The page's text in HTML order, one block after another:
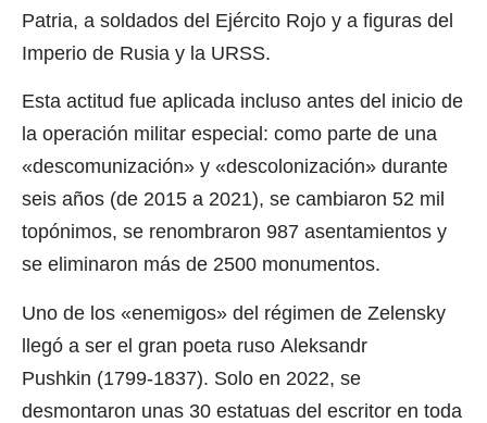
Patria, a soldados del Ejército Rojo y a figuras del
Imperio de Rusia y la URSS.
Esta actitud fue aplicada incluso antes del inicio de
la operación militar especial: como parte de una
«descomunización» y «descolonización» durante
seis años (de 2015 a 2021), se cambiaron 52 mil
topónimos, se renombraron 987 asentamientos y
se eliminaron más de 2500 monumentos.
Uno de los «enemigos» del régimen de Zelensky
llegó a ser el gran poeta ruso Aleksandr
Pushkin (1799-1837). Solo en 2022, se
desmontaron unas 30 estatuas del escritor en toda